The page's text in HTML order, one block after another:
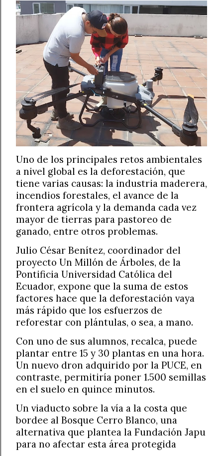
Uno de los principales retos ambientales
a nivel global es la deforestación, que
tiene varias causas: la industria maderera,
incendios forestales, el avance de la
frontera agrícola y la demanda cada vez
mayor de tierras para pastoreo de
ganado, entre otros problemas.
Julio César Benítez, coordinador del
proyecto Un Millón de Árboles, de la
Pontificia Universidad Católica del
Ecuador, expone que la suma de estos
factores hace que la deforestación vaya
más rápido que los esfuerzos de
reforestar con plántulas, o sea, a mano.
Con uno de sus alumnos, recalca, puede
plantar entre 15 y 30 plantas en una hora.
Un nuevo dron adquirido por la PUCE, en
contraste, permitiría poner 1.500 semillas
en el suelo en quince minutos.
Un viaducto sobre la vía a la costa que
bordee al Bosque Cerro Blanco, una
alternativa que plantea la Fundación Japu
para no afectar esta área protegida